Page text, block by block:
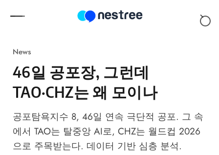
News
46일 공포장, 그런데
TAO·CHZ는 왜 모이나
공포탐욕지수 8, 46일 연속 극단적 공포. 그 속
에서 TAO는 탈중앙 AI로, CHZ는 월드컵 2026
으로 주목받는다. 데이터 기반 심층 분석.